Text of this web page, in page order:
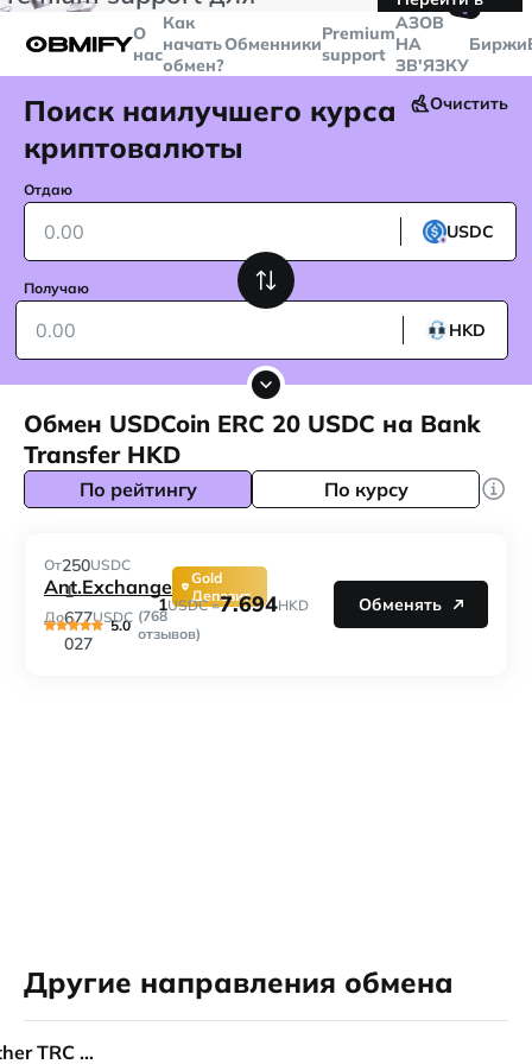
больше
$5000
Telegram
О
нас
Как
начать
обмен?
ОбменникиPremium
support
🤙
AЗОВ
НА
ЗВ'ЯЗКУ
Биржи
Поиск наилучшего курса
криптовалюты
Очистить
Отдаю
USDC
Получаю
HKD
Обмен USDCoin ERC 20 USDC на Bank
Transfer HKD
По рейтингу По курсу
Ant.Exchange
Gold
Депозит
5.0 (768
отзывов)
От250USDC
До
1
677
027
USDC
1USDC =7.694HKD Обменять
Другие направления обмена
Tether TRC 20